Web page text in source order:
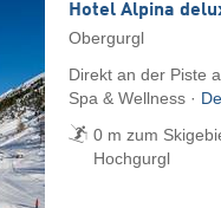
Hotel Alpina
Obergurgl
Direkt an der Piste
Spa & Wellness ·
0 m zum
Hochgurgl